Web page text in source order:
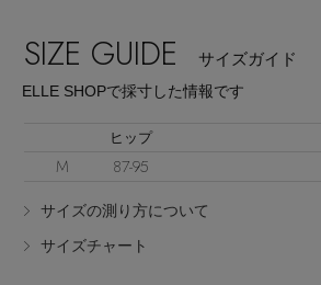
Stay in
ELLE SHOP 公式アプリ
SIZE GUIDE サイズガイド
ELLE SHOPで採寸した情報です
ヒップ
M 87-95
サイズの測り方について
サイズチャート